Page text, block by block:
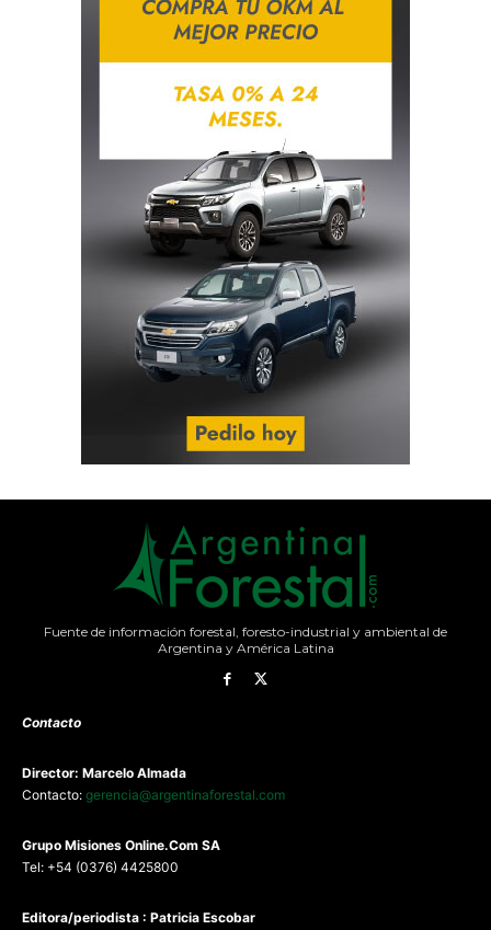
Fuente de información forestal, foresto-industrial y ambiental de
Argentina y América Latina
Contacto
Director: Marcelo Almada
Contacto: gerencia@argentinaforestal.com
Grupo Misiones Online.Com SA
Tel: +54 (0376) 4425800
Editora/periodista : Patricia Escobar